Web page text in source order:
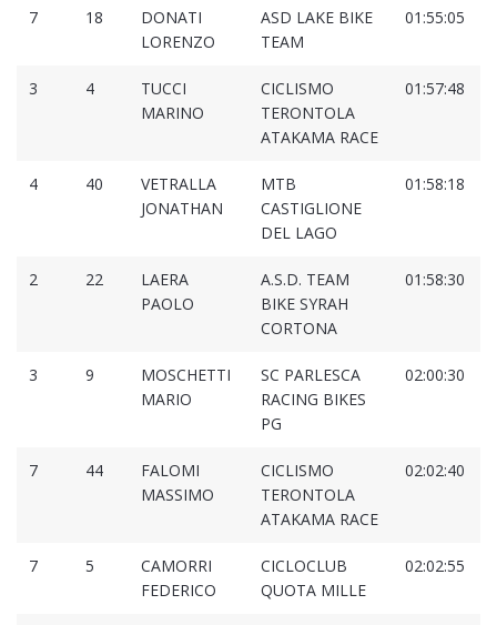
7 18
DONATI
LORENZO
ASD LAKE BIKE
TEAM
01:55:05
3 4
TUCCI
MARINO
CICLISMO
TERONTOLA
ATAKAMA RACE
01:57:48
4 40
VETRALLA
JONATHAN
MTB
CASTIGLIONE
DEL LAGO
01:58:18
2 22
LAERA
PAOLO
A.S.D. TEAM
BIKE SYRAH
CORTONA
01:58:30
3 9
MOSCHETTI
MARIO
SC PARLESCA
RACING BIKES
PG
02:00:30
7 44
FALOMI
MASSIMO
CICLISMO
TERONTOLA
ATAKAMA RACE
02:02:40
7 5
CAMORRI
FEDERICO
CICLOCLUB
QUOTA MILLE
02:02:55